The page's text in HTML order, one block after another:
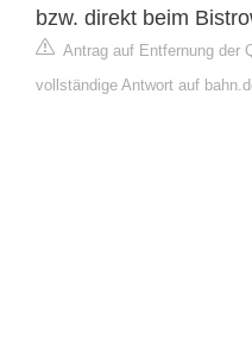
bzw. direkt beim
Antrag auf Entfernung der
vollständige Antwort auf